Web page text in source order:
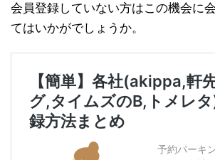
会員登録していない方はこの機会に
てはいかがでしょうか。